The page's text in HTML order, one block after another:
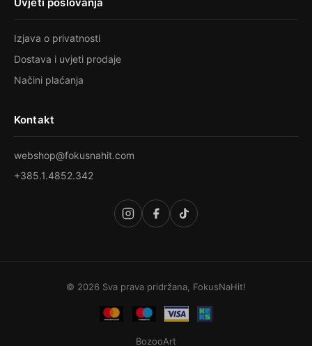
Izjava o privatnosti
Dostava i uvjeti prodaje
Načini plaćanja
Kontakt
webshop@fokusnahit.com
+385.1.4852.342
© 2026 Sva prava pridržana, FokusNaHit!
BozooArt